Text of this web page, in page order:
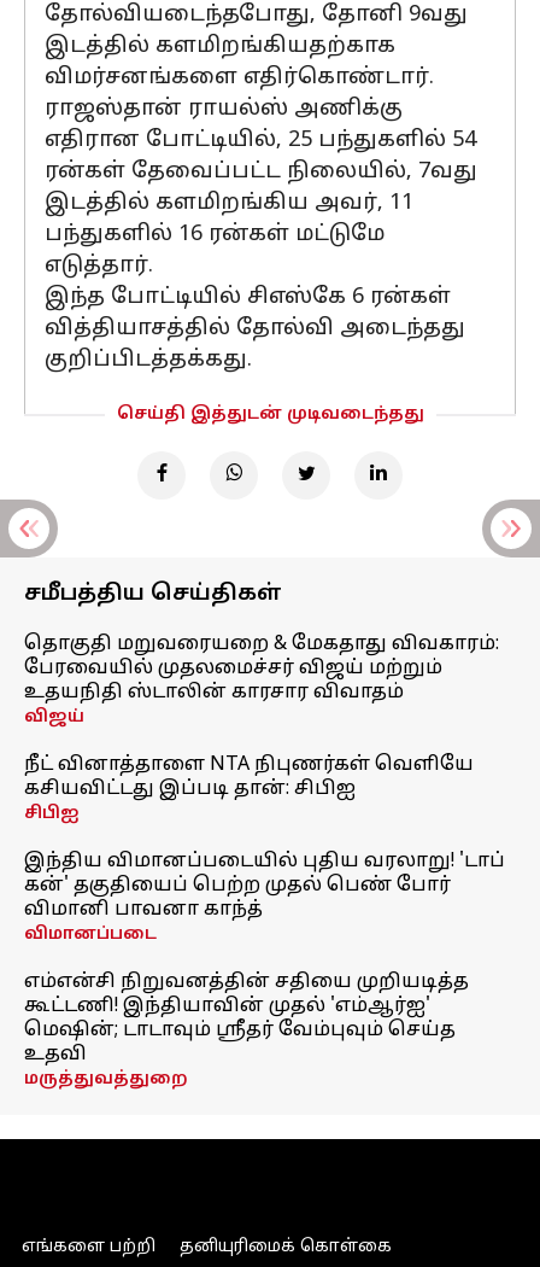
தோல்வியடைந்தபோது, ​​தோனி 9வது
இடத்தில் களமிறங்கியதற்காக
விமர்சனங்களை எதிர்கொண்டார்.
ராஜஸ்தான் ராயல்ஸ் அணிக்கு
எதிரான போட்டியில், 25 பந்துகளில் 54
ரன்கள் தேவைப்பட்ட நிலையில், 7வது
இடத்தில் களமிறங்கிய அவர், 11
பந்துகளில் 16 ரன்கள் மட்டுமே
எடுத்தார்.
இந்த போட்டியில் சிஎஸ்கே 6 ரன்கள்
வித்தியாசத்தில் தோல்வி அடைந்தது
குறிப்பிடத்தக்கது.
செய்தி இத்துடன் முடிவடைந்தது
சமீபத்திய செய்திகள்
தொகுதி மறுவரையறை & மேகதாது விவகாரம்:
பேரவையில் முதலமைச்சர் விஜய் மற்றும்
உதயநிதி ஸ்டாலின் காரசார விவாதம்
விஜய்
நீட் வினாத்தாளை NTA நிபுணர்கள் வெளியே
கசியவிட்டது இப்படி தான்: சிபிஐ
சிபிஐ
இந்திய விமானப்படையில் புதிய வரலாறு! 'டாப்
கன்' தகுதியைப் பெற்ற முதல் பெண் போர்
விமானி பாவனா காந்த்
விமானப்படை
எம்என்சி நிறுவனத்தின் சதியை முறியடித்த
கூட்டணி! இந்தியாவின் முதல் 'எம்ஆர்ஐ'
மெஷின்; டாடாவும் ஸ்ரீதர் வேம்புவும் செய்த
உதவி
மருத்துவத்துறை
எங்களை பற்றி தனியுரிமைக் கொள்கை